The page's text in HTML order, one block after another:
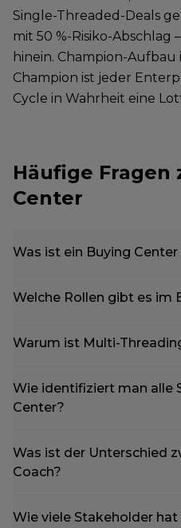
Single-Threaded-Deals
mit 50 %-Risiko-Abschlag
hinein. Champion-
Champion ist jeder
Cycle in Wahrheit eine
Häufige Fragen
Center
Was ist ein Buying Center
Welche Rollen gibt es im
Warum ist Multi-
Wie identifiziert man alle
Center?
Was ist der Unterschied
Coach?
Wie viele Stakeholder